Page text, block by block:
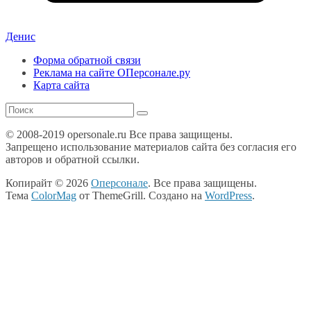
Денис
Форма обратной связи
Реклама на сайте ОПерсонале.ру
Карта сайта
© 2008-2019 opersonale.ru Все права защищены.
Запрещено использование материалов сайта без согласия его
авторов и обратной ссылки.
Копирайт © 2026 Оперсонале. Все права защищены.
Тема ColorMag от ThemeGrill. Создано на WordPress.